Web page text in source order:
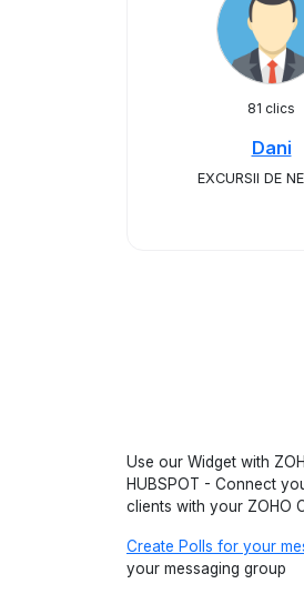
81 clics
Dani
EXCURSII DE
Use our Widget with
HUBSPOT - Connect
clients with your ZOHO
Create Polls for your
your messaging group